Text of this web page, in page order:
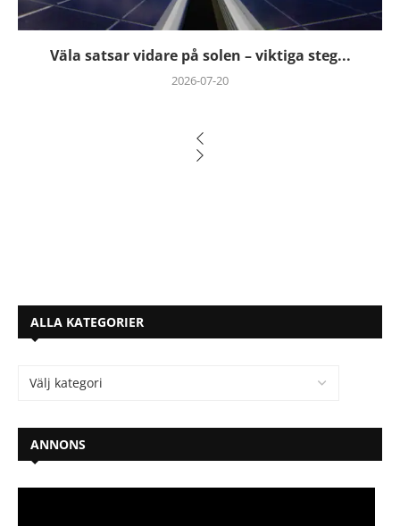
Väla satsar vidare på solen – viktiga steg...
2026-07-20
ALLA KATEGORIER
ANNONS